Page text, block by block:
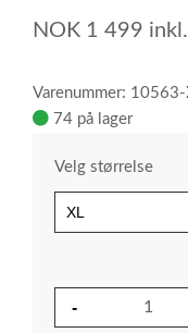
NOK 1 499
Varenummer:
74 på lager
Velg størrelse